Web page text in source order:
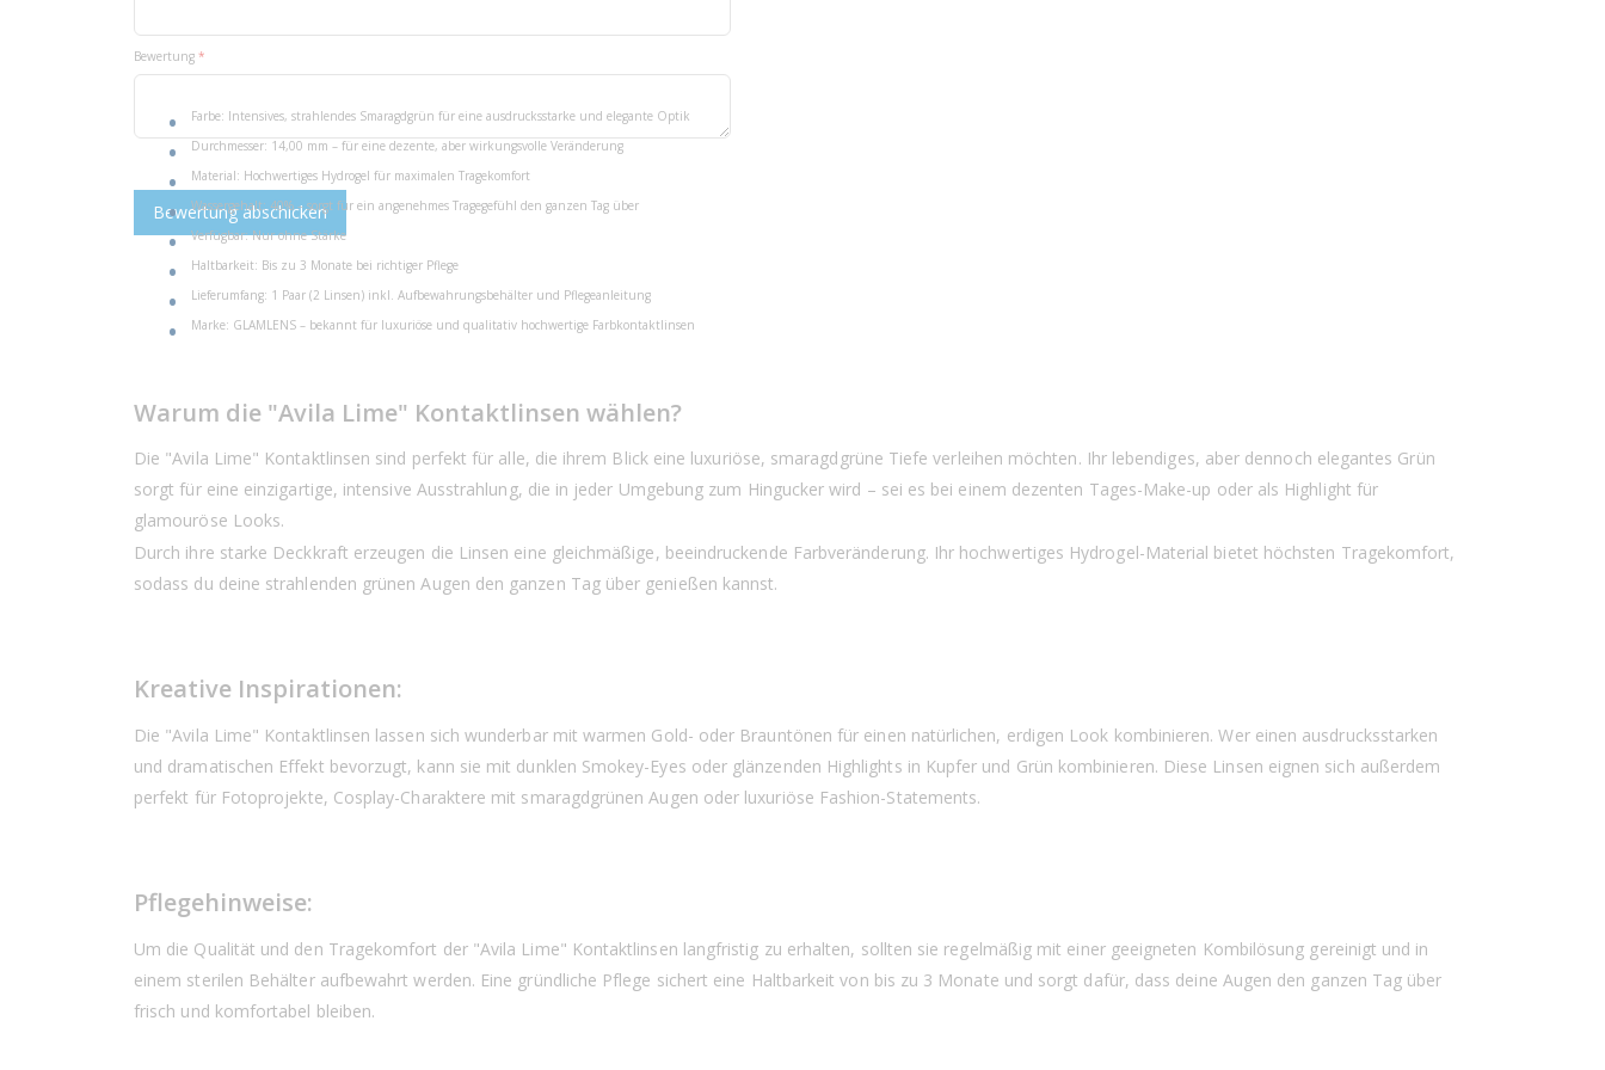
Produktmerkmale der "Avila Lime" Kontaktlinsen:
Farbe: Intensives, strahlendes Smaragdgrün für eine ausdrucksstarke und elegante Optik
Durchmesser: 14,00 mm – für eine dezente, aber wirkungsvolle Veränderung
Material: Hochwertiges Hydrogel für maximalen Tragekomfort
Wassergehalt: 40% – sorgt für ein angenehmes Tragegefühl den ganzen Tag über
Verfügbar: Nur ohne Stärke
Haltbarkeit: Bis zu 3 Monate bei richtiger Pflege
Lieferumfang: 1 Paar (2 Linsen) inkl. Aufbewahrungsbehälter und Pflegeanleitung
Marke: GLAMLENS – bekannt für luxuriöse und qualitativ hochwertige Farbkontaktlinsen
Warum die "Avila Lime" Kontaktlinsen wählen?
Die "Avila Lime" Kontaktlinsen sind perfekt für alle, die ihrem Blick eine luxuriöse, smaragdgrüne Tiefe verleihen möchten. Ihr lebendiges, aber dennoch elegantes Grün
sorgt für eine einzigartige, intensive Ausstrahlung, die in jeder Umgebung zum Hingucker wird – sei es bei einem dezenten Tages-Make-up oder als Highlight für
glamouröse Looks.
Durch ihre starke Deckkraft erzeugen die Linsen eine gleichmäßige, beeindruckende Farbveränderung. Ihr hochwertiges Hydrogel-Material bietet höchsten Tragekomfort,
sodass du deine strahlenden grünen Augen den ganzen Tag über genießen kannst.
Kreative Inspirationen:
Die "Avila Lime" Kontaktlinsen lassen sich wunderbar mit warmen Gold- oder Brauntönen für einen natürlichen, erdigen Look kombinieren. Wer einen ausdrucksstarken
und dramatischen Effekt bevorzugt, kann sie mit dunklen Smokey-Eyes oder glänzenden Highlights in Kupfer und Grün kombinieren. Diese Linsen eignen sich außerdem
perfekt für Fotoprojekte, Cosplay-Charaktere mit smaragdgrünen Augen oder luxuriöse Fashion-Statements.
Pflegehinweise:
Um die Qualität und den Tragekomfort der "Avila Lime" Kontaktlinsen langfristig zu erhalten, sollten sie regelmäßig mit einer geeigneten Kombilösung gereinigt und in
einem sterilen Behälter aufbewahrt werden. Eine gründliche Pflege sichert eine Haltbarkeit von bis zu 3 Monate und sorgt dafür, dass deine Augen den ganzen Tag über
frisch und komfortabel bleiben.
Bewertung
Bewertung abschicken